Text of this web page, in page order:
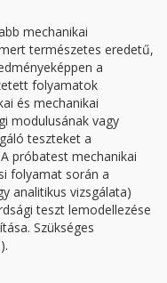
mechanikai
természetes eredetű,
a
folyamatok
és mechanikai
modulusának vagy
teszteket a
próbatest mechanikai
folyamat során a
analitikus vizsgálata)
teszt lemodellezése
Szükséges